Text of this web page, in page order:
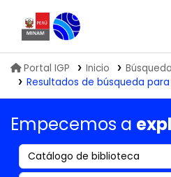
Biblioteca IGP
Portal IGP Inicio
Resultados de búsqueda
Empecemos a